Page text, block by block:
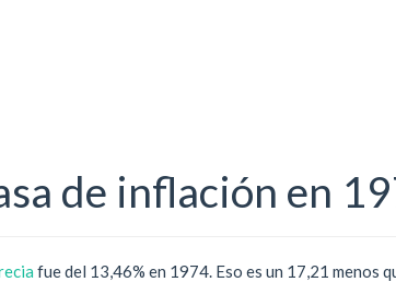
de inflación en
fue del 13,46% en 1974. Eso es un 17,21 menos